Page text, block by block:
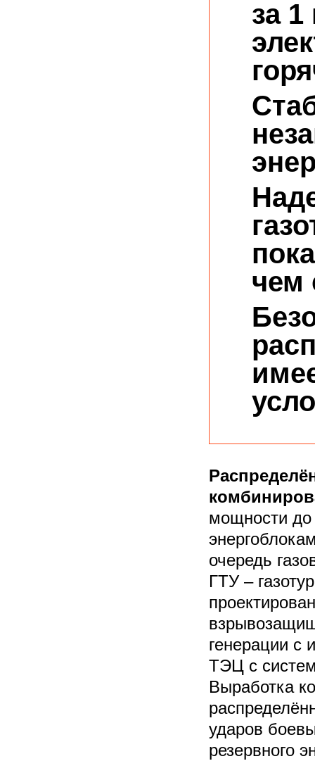
за
чем
мощности до
очередь
ГТУ –
генерации с
ТЭЦ с
Выработка
ударов
резервного